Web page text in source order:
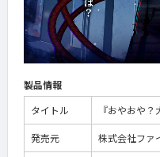
製品情報
タイトル
『おやおや？
発売元 株式会社ファ